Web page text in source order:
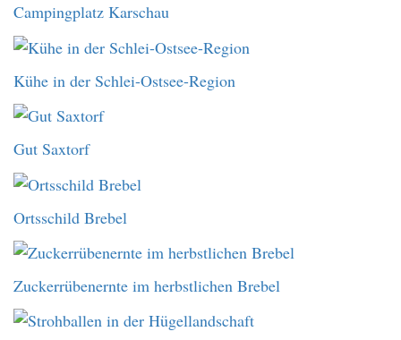
Campingplatz Karschau
Kühe in der Schlei-Ostsee-Region
Gut Saxtorf
Ortsschild Brebel
Zuckerrübenernte im herbstlichen Brebel